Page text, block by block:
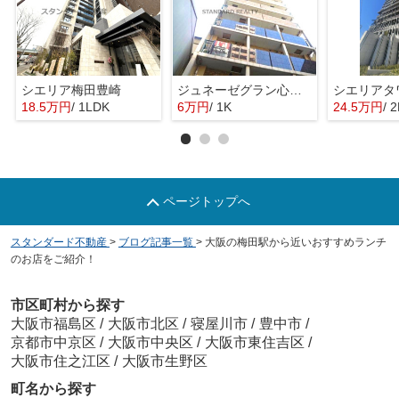
シエリア梅田豊崎
18.5万円/ 1LDK
ジュネーゼグラン心斎橋東
6万円/ 1K 24.5万円/
ページトップへ
スタンダード不動産 > ブログ記事一覧 > 大阪の梅田駅から近いおすすめランチ
のお店をご紹介！
市区町村から探す
大阪市福島区 / 大阪市北区 / 寝屋川市 / 豊中市 /
京都市中京区 / 大阪市中央区 / 大阪市東住吉区 /
大阪市住之江区 / 大阪市生野区
町名から探す